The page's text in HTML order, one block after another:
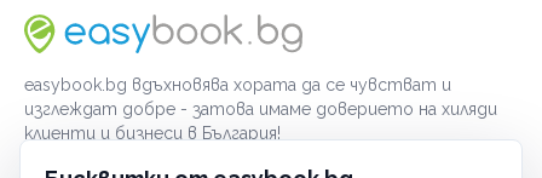
easybook.bg вдъхновява хората да се чувстват и
изглеждат добре - затова имаме доверието на хиляди
клиенти и бизнеси в България!